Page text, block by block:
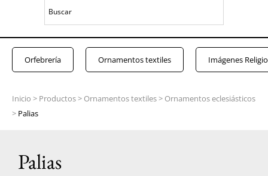
Orfebrería Ornamentos textiles Imágenes
Inicio > Productos> Ornamentos textiles> Ornamentos eclesiásticos
> Palias
Palias